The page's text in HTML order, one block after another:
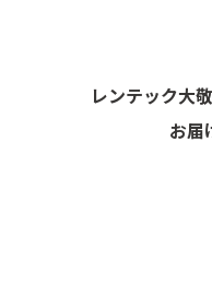
レンテック大
お届